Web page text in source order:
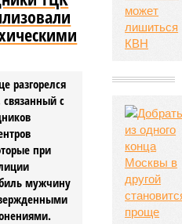
разгорелся
с
при
мужчину